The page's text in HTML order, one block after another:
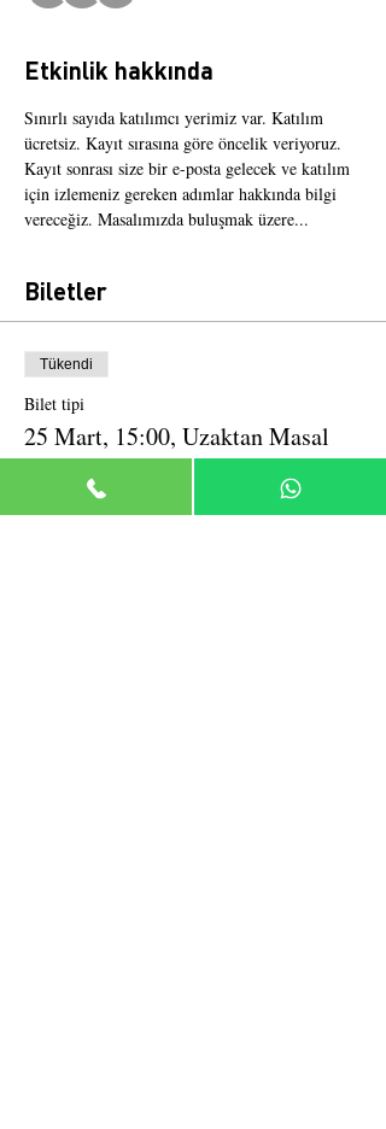
Etkinlik hakkında
Sınırlı sayıda katılımcı yerimiz var. Katılım
ücretsiz. Kayıt sırasına göre öncelik veriyoruz.
Kayıt sonrası size bir e-posta gelecek ve katılım
için izlemeniz gereken adımlar hakkında bilgi
vereceğiz. Masalımızda buluşmak üzere...
Biletler
Tükendi
Bilet tipi
25 Mart, 15:00, Uzaktan Masal
Daha Fazla Bilgi